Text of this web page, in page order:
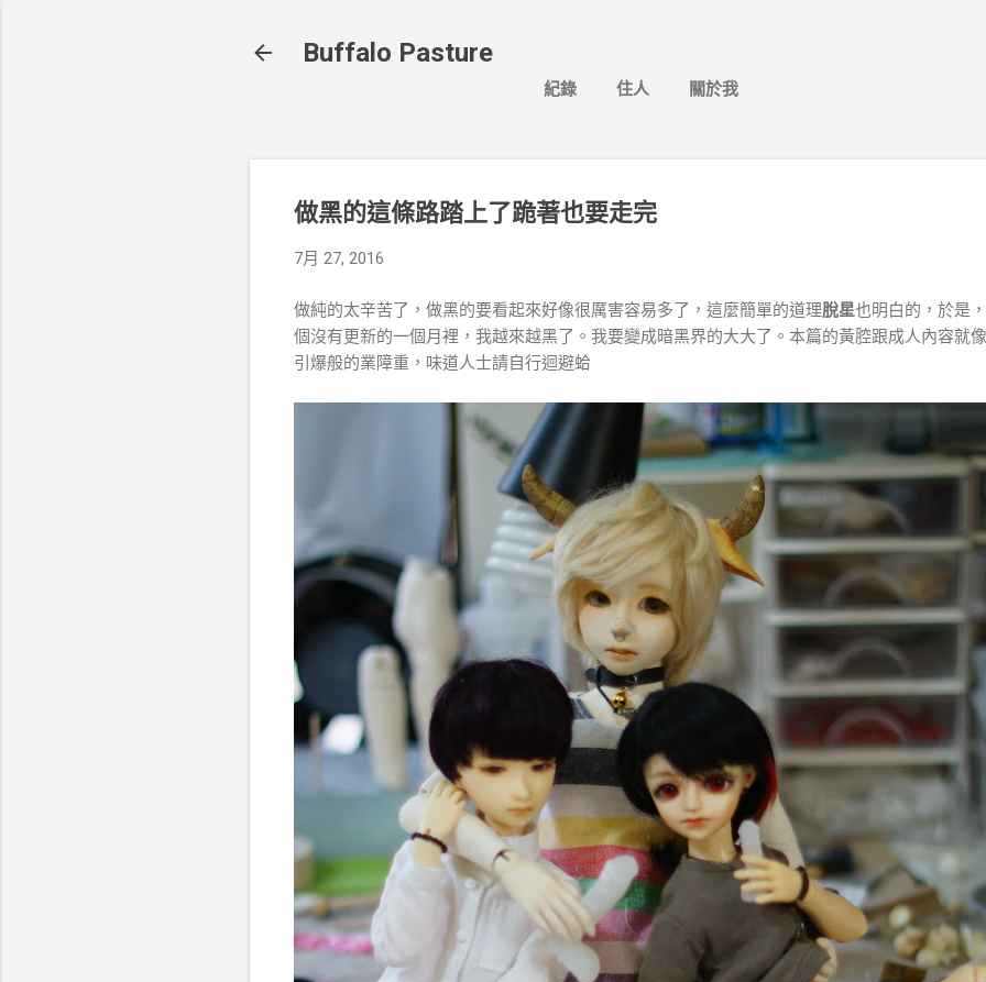
Buffalo Pasture
紀錄 住人 關於我
做黑的這條路踏上了跪著也要走完
7月 27, 2016
做純的太辛苦了，做黑的要看起來好像很厲害容易多了，這麼簡單的道理脫星也明白的，於是
個沒有更新的一個月裡，我越來越黑了。我要變成暗黑界的大大了。本篇的黃腔跟成人內容就
引爆般的業障重，味道人士請自行迴避蛤